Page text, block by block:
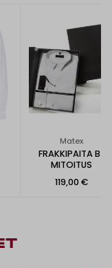
Matex
FRAKKIPAITA B-
MITOITUS
119,00 €